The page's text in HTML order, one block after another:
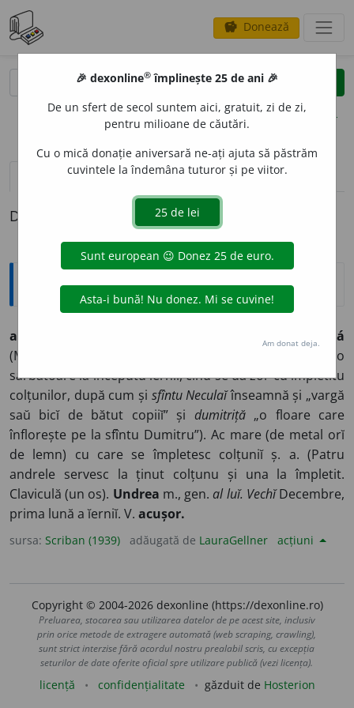
savings Donează
clear
opțiuni
definiții (1) pronunțievolume_up (50)
Definiția cu ID-ul 563333:
Explicative DEX
andreá
undreá
(Munt. Trans.) f., pl.
(după numele sfîntuluĭ Andreĭ, o
sărbătoare la începutu ĭerniĭ, cînd se dă zor cu împletitu
colțunilor, după cum și sfîntu Neculaĭînseamnă și „vargă
saŭ bicĭ de bătut copiiĭ” și dumitriță„o floare care
înflorește pe la sfîntu Dumitru”). Ac mare (de metal orĭ
de lemn) cu care se împletesc colțuniĭ ș. a. (Patru
andrele servesc la ținut colțunu și una la împletit.
Claviculă (un os). Undrea m., gen.al luĭ. VechĭDecembre,
prima lună a ĭerniĭ. V. acușor.
sursa: Scriban (1939) adăugată de LauraGellner acțiuni
Copyright © 2004-2026 dexonline (https://dexonline.ro)
Preluarea, stocarea sau utilizarea datelor de pe acest site, inclusiv
prin orice metode de extragere automată (web scraping, crawling),
sunt strict interzise fără acordul nostru prealabil scris, cu excepția
seturilor de date oferite oficial spre utilizare publică (vezi licența).
licență confidențialitate găzduit de Hosterion
🎉 dexonline® împlinește 25 de ani 🎉
De un sfert de secol suntem aici, gratuit, zi de zi,
pentru milioane de căutări.
Cu o mică donație aniversară ne-ați ajuta să păstrăm
cuvintele la îndemâna tuturor și pe viitor.
Am donat deja.